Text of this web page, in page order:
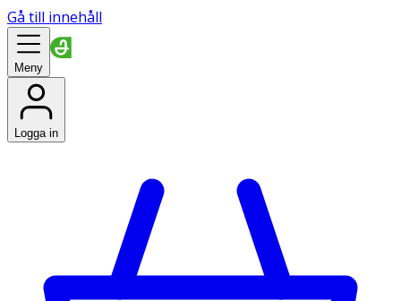
Gå till innehåll
Meny
Logga in